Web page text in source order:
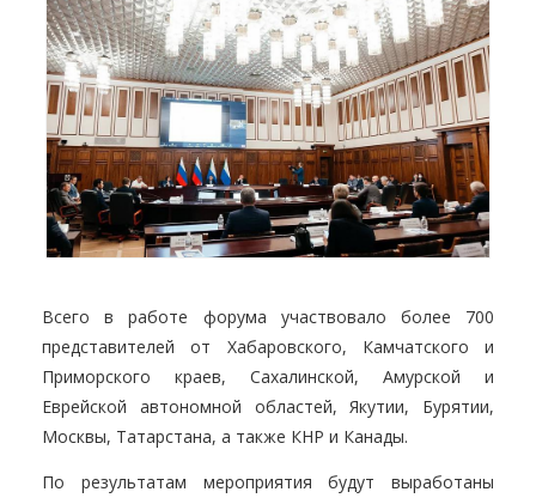
Всего в работе форума участвовало более 700
представителей от Хабаровского, Камчатского и
Приморского краев, Сахалинской, Амурской и
Еврейской автономной областей, Якутии, Бурятии,
Москвы, Татарстана, а также КНР и Канады.
По результатам мероприятия будут выработаны